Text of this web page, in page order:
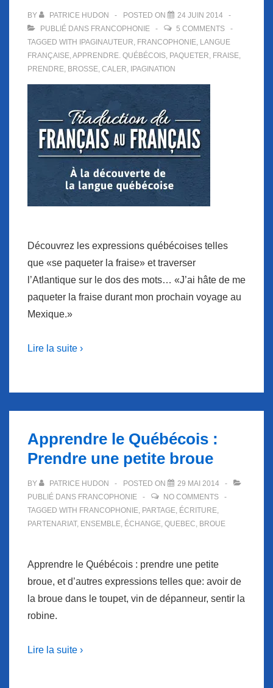
BY PATRICE HUDON POSTED ON
24 JUIN 2014
PUBLIÉ DANS FRANCOPHONIE
5 COMMENTS
TAGGED WITH IPAGINAUTEUR FRANCOPHONIE LANGUE
FRANÇAISE APPRENDRE. QUÉBÉCOIS PAQUETER FRAISE
PRENDRE BROSSE CALER IPAGINATION
Découvrez les expressions québécoises telles
que «se paqueter la fraise» et traverser
l’Atlantique sur le dos des mots… «J’ai hâte de me
paqueter la fraise durant mon prochain voyage au
Mexique.»
Lire la suite ›
Apprendre le Québécois :
Prendre une petite broue
BY PATRICE HUDON POSTED ON
29 MAI 2014
PUBLIÉ DANS FRANCOPHONIE
NO COMMENTS
TAGGED WITH FRANCOPHONIE PARTAGE ÉCRITURE
PARTENARIAT, ENSEMBLE ÉCHANGE QUEBEC BROUE
Apprendre le Québécois : prendre une petite
broue, et d’autres expressions telles que: avoir de
la broue dans le toupet, vin de dépanneur, sentir la
robine.
Lire la suite ›